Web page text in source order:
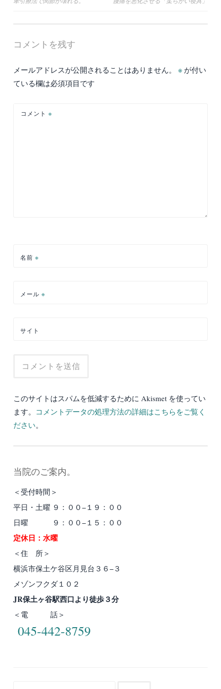
ビ
ー
シ
コメントを残す
メールアドレスが公開されることはありません。 ※ が付い
ている欄は必須項目です
コメント ※
名前 ※
メール ※
サイト
このサイトはスパムを低減するために Akismet を使ってい
ます。 コメントデータの処理方法の詳細はこちらをご覧く
ださい。
当院のご案内。
＜受付時間＞
平日・土曜 ９：００−１９：００
日曜 ９：００−１５：００
定休日：水曜
＜住 所＞
横浜市保土ケ谷区月見台３６−３
メゾンフクダ１０２
JR保土ヶ谷駅西口より徒歩３分
＜電 話＞
045-442-8759